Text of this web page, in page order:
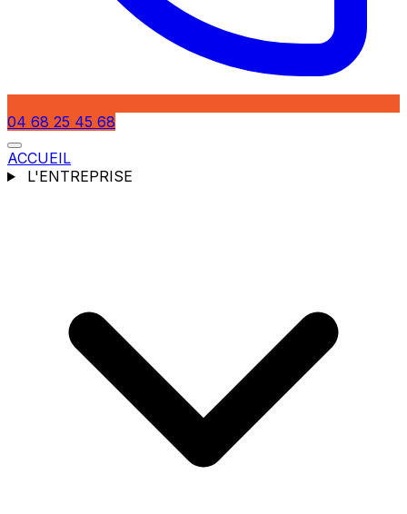
04 68 25 45 68
ACCUEIL
L'ENTREPRISE